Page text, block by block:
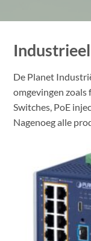
De Planet
omgevingen
Switches, PoE
Nagenoeg alle